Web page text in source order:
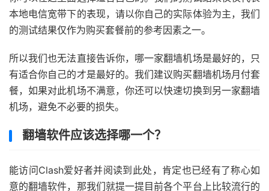
本地电信宽带下的表现，请以你自己的实际体验为主，我们
的测试结果仅作为购买套餐前的参考因素之一。
所以我们也无法直接告诉你，哪一家翻墙机场是最好的，只
有适合你自己的才是最好的。我们建议购买翻墙机场月付套
餐，如果对此机场不满意，你还可以快速切换到另一家翻墙
机场，避免不必要的损失。
翻墙软件应该选择哪一个？
能访问Clash爱好者并阅读到此处，肯定也已经有了称心如
意的翻墙软件，那我们就提一提目前各个平台上比较流行的